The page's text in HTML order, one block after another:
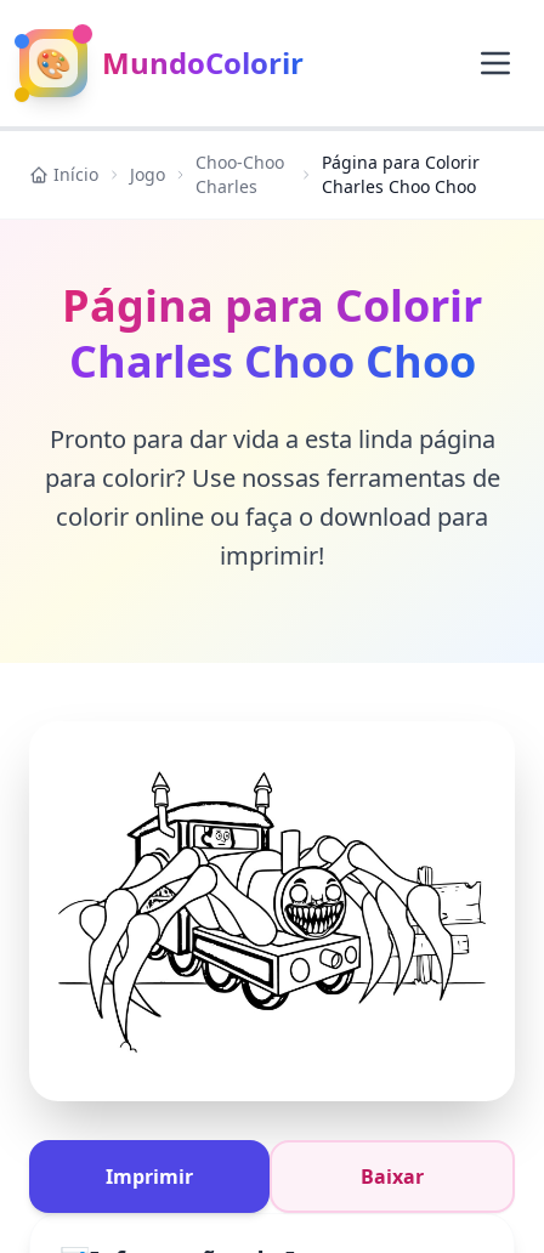
🎨 MundoColorir
Início Jogo
Choo-Choo
Charles
Página para Colorir
Charles Choo Choo
Página para Colorir
Charles Choo Choo
Pronto para dar vida a esta linda página
para colorir? Use nossas ferramentas de
colorir online ou faça o download para
imprimir!
Imprimir Baixar